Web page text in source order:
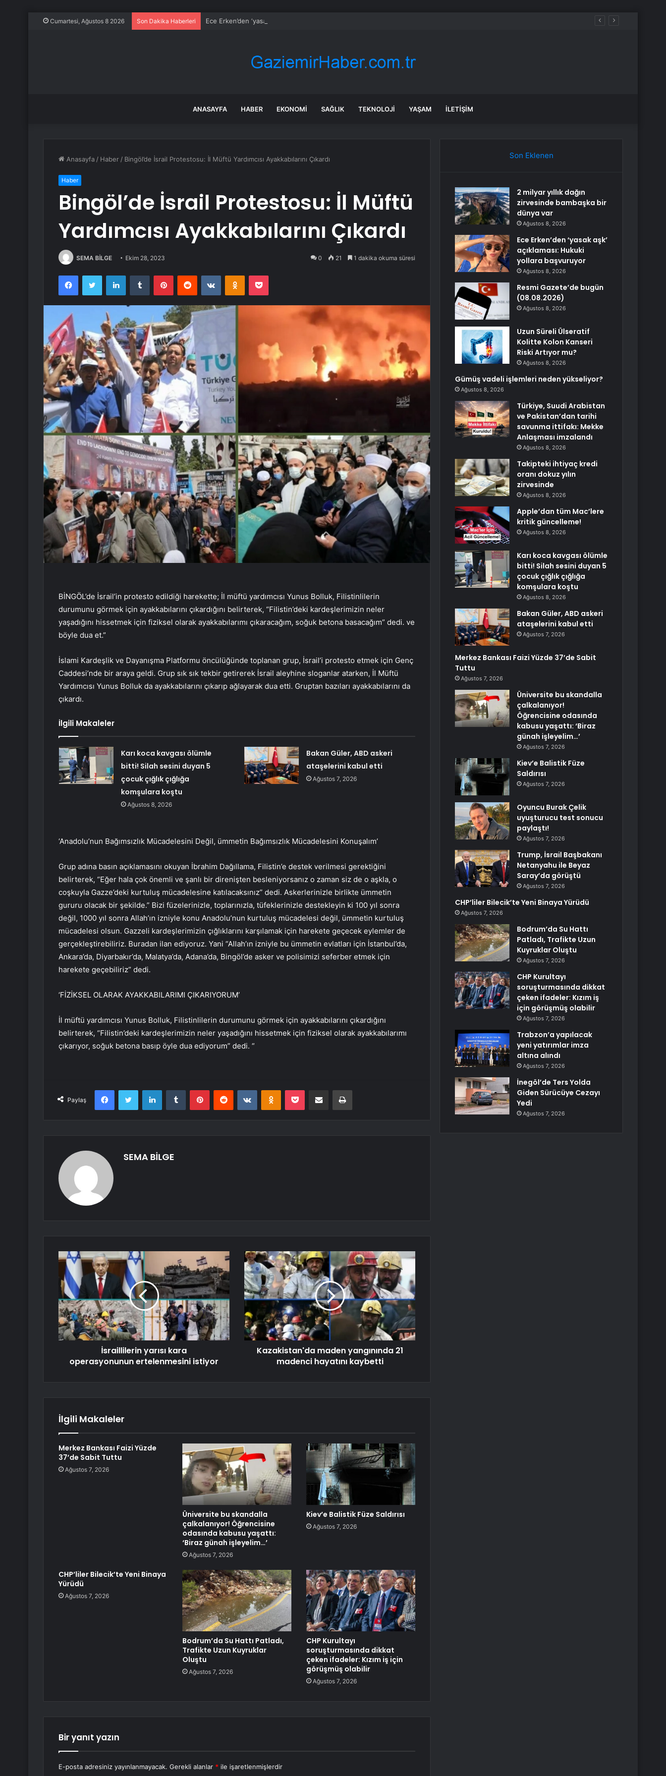
Cumartesi, Ağustos 8 2026 Son Dakika Haberleri Ece Erken’den ‘yasak aşk’ açıklaması: Hukuki yollara başvuruyor
ANASAYFA HABER EKONOMI SAĞLIK TEKNOLOJI YAŞAM İLETIŞIM
Anasayfa / Haber / Bingöl’de İsrail Protestosu: İl Müftü Yardımcısı Ayakkabılarını Çıkardı
Haber
Bingöl’de İsrail Protestosu: İl Müftü
Yardımcısı Ayakkabılarını Çıkardı
SEMA BİLGE Ekim 28, 2023 0 21 1 dakika okuma süresi
FacebookTwitter LinkedInTumblr PinterestReddit VKontakteOdnoklassniki
Pocket
BİNGÖL’de İsrail’in protesto edildiği harekette; İl müftü yardımcısı Yunus Bolluk, Filistinlilerin
durumunu görmek için ayakkabılarını çıkardığını belirterek, “Filistin’deki kardeşlerimizin neler
yaşadığını hissetmek için fiziksel olarak ayakkabılarımı çıkaracağım, soğuk betona basacağım” dedi. ve
böyle dua et.”
İslami Kardeşlik ve Dayanışma Platformu öncülüğünde toplanan grup, İsrail’i protesto etmek için Genç
Caddesi’nde bir araya geldi. Grup sık sık tekbir getirerek İsrail aleyhine sloganlar atarken, İl Müftü
Yardımcısı Yunus Bolluk da ayakkabılarını çıkarıp ağlayarak dua etti. Gruptan bazıları ayakkabılarını da
çıkardı.
İlgili Makaleler
Karı koca kavgası ölümle
bitti! Silah sesini duyan 5
çocuk çığlık çığlığa
komşulara koştu
Ağustos 8, 2026
Bakan Güler, ABD askeri
ataşelerini kabul etti
Ağustos 7, 2026
‘Anadolu’nun Bağımsızlık Mücadelesini Değil, ümmetin Bağımsızlık Mücadelesini Konuşalım’
Grup adına basın açıklamasını okuyan İbrahim Dağıllama, Filistin’e destek verilmesi gerektiğini
belirterek, “Eğer hala çok önemli ve şanlı bir direnişten besleniyorsanız o zaman siz de o aşkla, o
coşkuyla Gazze’deki kurtuluş mücadelesine katılacaksınız” dedi. Askerlerinizle birlikte ümmetin
gururu olacak bir şekilde.” Bizi füzelerinizle, toplarınızla, tüfeklerinizle destekleyin ki 100 yıl sonra
değil, 1000 yıl sonra Allah’ın izniyle konu Anadolu’nun kurtuluş mücadelesi değil, ümmetin kurtuluş
mücadelesi olsun. Gazzeli kardeşlerimizin çığlıklarını karşılamak için harekete geçecek eylemler de
gerçekleştirebiliriz. Buradan ilan ediyoruz. Yani “Allah’ın izniyle bu ümmetin evlatları için İstanbul’da,
Ankara’da, Diyarbakır’da, Malatya’da, Adana’da, Bingöl’de asker ve polisimizi seferber etmek için
harekete geçebiliriz” dedi.
‘FİZİKSEL OLARAK AYAKKABILARIMI ÇIKARIYORUM’
İl müftü yardımcısı Yunus Bolluk, Filistinlilerin durumunu görmek için ayakkabılarını çıkardığını
belirterek, “Filistin’deki kardeşlerimizin neler yaşadığını hissetmek için fiziksel olarak ayakkabılarımı
çıkarıyor, soğuk betona basıp öyle dua ediyorum” dedi. “
Paylaş
FacebookTwitter LinkedInTumblr PinterestReddit VKontakteOdnoklassniki
Pocket E-Posta ile paylaş Yazdır
SEMA BİLGE
İsraillilerin yarısı kara
operasyonunun ertelenmesini istiyor
Kazakistan'da maden yangınında 21
madenci hayatını kaybetti
İlgili Makaleler
Merkez Bankası Faizi Yüzde
37’de Sabit Tuttu
Ağustos 7, 2026
Üniversite bu skandalla
çalkalanıyor! Öğrencisine
odasında kabusu yaşattı:
‘Biraz günah işleyelim…’
Ağustos 7, 2026
Kiev’e Balistik Füze Saldırısı
Ağustos 7, 2026
CHP’liler Bilecik’te Yeni Binaya
Yürüdü
Ağustos 7, 2026
Bodrum’da Su Hattı Patladı,
Trafikte Uzun Kuyruklar
Oluştu
Ağustos 7, 2026
CHP Kurultayı
soruşturmasında dikkat
çeken ifadeler: Kızım iş için
görüşmüş olabilir
Ağustos 7, 2026
Bir yanıt yazın
E-posta adresiniz yayınlanmayacak. Gerekli alanlar * ile işaretlenmişlerdir
Son Eklenen
2 milyar yıllık dağın
zirvesinde bambaşka bir
dünya var
Ağustos 8, 2026
Ece Erken’den ‘yasak aşk’
açıklaması: Hukuki
yollara başvuruyor
Ağustos 8, 2026
Resmi Gazete’de bugün
(08.08.2026)
Ağustos 8, 2026
Uzun Süreli Ülseratif
Kolitte Kolon Kanseri
Riski Artıyor mu?
Ağustos 8, 2026
Gümüş vadeli işlemleri neden yükseliyor?
Ağustos 8, 2026
Türkiye, Suudi Arabistan
ve Pakistan’dan tarihi
savunma ittifakı: Mekke
Anlaşması imzalandı
Ağustos 8, 2026
Takipteki ihtiyaç kredi
oranı dokuz yılın
zirvesinde
Ağustos 8, 2026
Apple’dan tüm Mac’lere
kritik güncelleme!
Ağustos 8, 2026
Karı koca kavgası ölümle
bitti! Silah sesini duyan 5
çocuk çığlık çığlığa
komşulara koştu
Ağustos 8, 2026
Bakan Güler, ABD askeri
ataşelerini kabul etti
Ağustos 7, 2026
Merkez Bankası Faizi Yüzde 37’de Sabit
Tuttu
Ağustos 7, 2026
Üniversite bu skandalla
çalkalanıyor!
Öğrencisine odasında
kabusu yaşattı: ‘Biraz
günah işleyelim…’
Ağustos 7, 2026
Kiev’e Balistik Füze
Saldırısı
Ağustos 7, 2026
Oyuncu Burak Çelik
uyuşturucu test sonucu
paylaştı!
Ağustos 7, 2026
Trump, İsrail Başbakanı
Netanyahu ile Beyaz
Saray’da görüştü
Ağustos 7, 2026
CHP’liler Bilecik’te Yeni Binaya Yürüdü
Ağustos 7, 2026
Bodrum’da Su Hattı
Patladı, Trafikte Uzun
Kuyruklar Oluştu
Ağustos 7, 2026
CHP Kurultayı
soruşturmasında dikkat
çeken ifadeler: Kızım iş
için görüşmüş olabilir
Ağustos 7, 2026
Trabzon’a yapılacak
yeni yatırımlar imza
altına alındı
Ağustos 7, 2026
İnegöl’de Ters Yolda
Giden Sürücüye Cezayı
Yedi
Ağustos 7, 2026